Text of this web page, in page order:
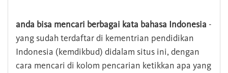
anda bisa mencari berbagai kata bahasa Indonesia -
yang sudah terdaftar di kementrian pendidikan
Indonesia (kemdikbud) didalam situs ini, dengan
cara mencari di kolom pencarian ketikkan apa yang